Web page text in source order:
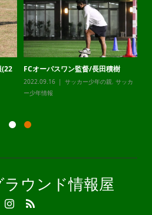
(22
FCオーパスワン監督/長田積樹
2022.09.16 サッカー少年の親, サッカ
ー少年情報
ウンド情報屋